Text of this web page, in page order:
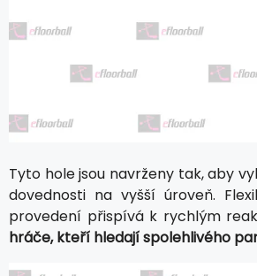
Tyto hole jsou navrženy tak, aby
dovednosti na vyšší úroveň.
provedení přispívá k rychlým
hráče, kteří hledají spolehlivého